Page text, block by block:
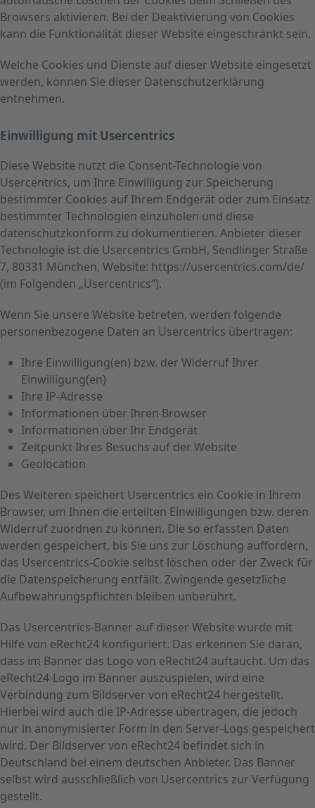
Browsers aktivieren. Bei der Deaktivierung von Cookies
kann die Funktionalität dieser Website eingeschränkt sein.
Welche Cookies und Dienste auf dieser Website eingesetzt
werden, können Sie dieser Datenschutzerklärung
entnehmen.
Einwilligung mit Usercentrics
Diese Website nutzt die Consent-Technologie von
Usercentrics, um Ihre Einwilligung zur Speicherung
bestimmter Cookies auf Ihrem Endgerät oder zum Einsatz
bestimmter Technologien einzuholen und diese
datenschutzkonform zu dokumentieren. Anbieter dieser
Technologie ist die Usercentrics GmbH, Sendlinger Straße
7, 80331 München, Website: https://usercentrics.com/de/
(im Folgenden „Usercentrics“).
Wenn Sie unsere Website betreten, werden folgende
personenbezogene Daten an Usercentrics übertragen:
Ihre Einwilligung(en) bzw. der Widerruf Ihrer
Einwilligung(en)
Ihre IP-Adresse
Informationen über Ihren Browser
Informationen über Ihr Endgerät
Zeitpunkt Ihres Besuchs auf der Website
Geolocation
Des Weiteren speichert Usercentrics ein Cookie in Ihrem
Browser, um Ihnen die erteilten Einwilligungen bzw. deren
Widerruf zuordnen zu können. Die so erfassten Daten
werden gespeichert, bis Sie uns zur Löschung auffordern,
das Usercentrics-Cookie selbst löschen oder der Zweck für
die Datenspeicherung entfällt. Zwingende gesetzliche
Aufbewahrungspflichten bleiben unberührt.
Das Usercentrics-Banner auf dieser Website wurde mit
Hilfe von eRecht24 konfiguriert. Das erkennen Sie daran,
dass im Banner das Logo von eRecht24 auftaucht. Um das
eRecht24-Logo im Banner auszuspielen, wird eine
Verbindung zum Bildserver von eRecht24 hergestellt.
Hierbei wird auch die IP-Adresse übertragen, die jedoch
nur in anonymisierter Form in den Server-Logs gespeichert
wird. Der Bildserver von eRecht24 befindet sich in
Deutschland bei einem deutschen Anbieter. Das Banner
selbst wird ausschließlich von Usercentrics zur Verfügung
gestellt.